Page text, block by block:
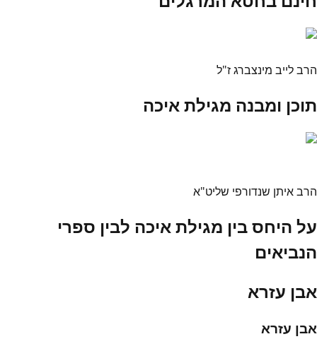
הרב לייב מינצברג ז"ל
תוכן ומבנה מגילת איכה
הרב איתן שנדורפי שליט"א
על היחס בין מגילת איכה לבין ספרי
הנביאים
אבן עזרא
אבן עזרא